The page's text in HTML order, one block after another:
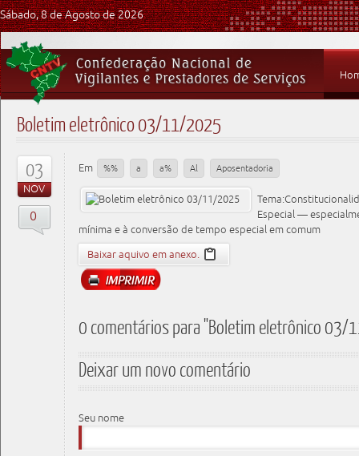
Sábado, 8 de Agosto de 2026
Boletim eletrônico 03/11/2025
03
NOV
0
Em %% a a% Al Aposentadoria
Especial —
mínima e à conversão de tempo especial em comum
Baixar aquivo em anexo.
0 comentários para "Boletim eletrônico
Deixar um novo comentário
Seu nome